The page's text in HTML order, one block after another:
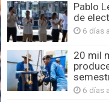
Pablo
de
6 días
20 mil
6 días